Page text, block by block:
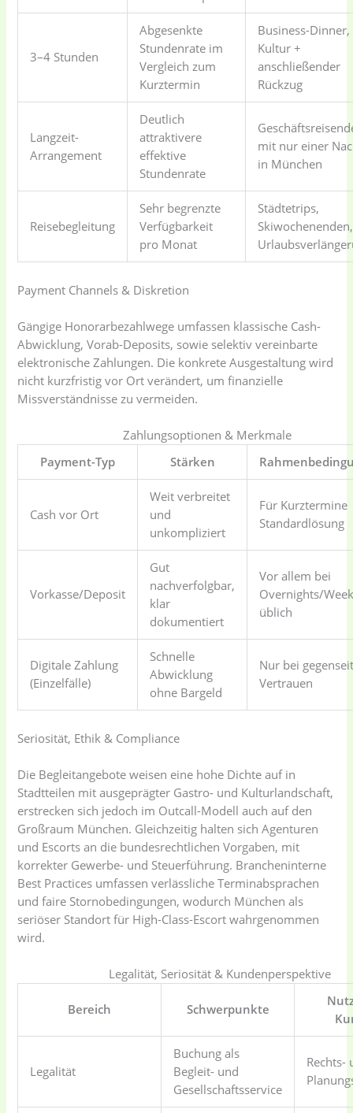
Bathroom
(19)
Electronics(6)
Gadget Accessories
gadget-accessories
(2)
Health & Beauty
(52)
Kitchen & Cooking
(41)
Kitchen and
cooking(2)
Storage Bag Three piece(0)
Uncategorized(15) Watches (0)
3–4 Stunden
Abgesenkte
Stundenrate im
Vergleich zum
Kurztermin
Business-Dinner,
Kultur +
anschließender
Rückzug
Langzeit-
Arrangement
Deutlich
attraktivere
effektive
Stundenrate
mit nur einer
in München
Reisebegleitung
Sehr begrenzte
Verfügbarkeit
pro Monat
Städtetrips,
Skiwochenenden,
Payment Channels & Diskretion
Gängige Honorarbezahlwege umfassen klassische Cash-
Abwicklung, Vorab-Deposits, sowie selektiv vereinbarte
elektronische Zahlungen. Die konkrete Ausgestaltung wird
nicht kurzfristig vor Ort verändert, um finanzielle
Missverständnisse zu vermeiden.
Zahlungsoptionen & Merkmale
Payment-Typ
Stärken
Cash vor Ort
Weit verbreitet
und
unkompliziert
Für Kurztermine
Standardlösung
Vorkasse/Deposit
Gut
nachverfolgbar,
klar
dokumentiert
Vor allem bei
Overnights/
üblich
Digitale Zahlung
(Einzelfälle)
Schnelle
Abwicklung
ohne Bargeld
Nur bei
Vertrauen
Seriosität, Ethik & Compliance
Die Begleitangebote weisen eine hohe Dichte auf in
Stadtteilen mit ausgeprägter Gastro- und Kulturlandschaft,
erstrecken sich jedoch im Outcall-Modell auch auf den
Großraum München. Gleichzeitig halten sich Agenturen
und Escorts an die bundesrechtlichen Vorgaben, mit
korrekter Gewerbe- und Steuerführung. Brancheninterne
Best Practices umfassen verlässliche Terminabsprachen
und faire Stornobedingungen, wodurch München als
seriöser Standort für High-Class-Escort wahrgenommen
wird.
Legalität, Seriosität & Kundenperspektive
Bereich Schwerpunkte
Legalität
Buchung als
Begleit- und
Gesellschaftsservice
Rechts-